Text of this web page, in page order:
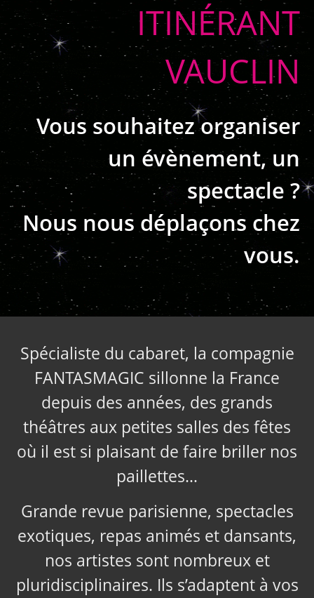
ITINÉRANT
VAUCLIN
Vous souhaitez organiser
un évènement, un
spectacle ?
Nous nous déplaçons chez
vous.
Spécialiste du cabaret, la compagnie
FANTASMAGIC sillonne la France
depuis des années, des grands
théâtres aux petites salles des fêtes
où il est si plaisant de faire briller nos
paillettes…
Grande revue parisienne, spectacles
exotiques, repas animés et dansants,
nos artistes sont nombreux et
pluridisciplinaires. Ils s’adaptent à vos